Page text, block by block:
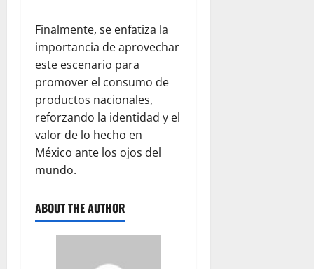
Finalmente, se enfatiza la
importancia de aprovechar
este escenario para
promover el consumo de
productos nacionales,
reforzando la identidad y el
valor de lo hecho en
México ante los ojos del
mundo.
ABOUT THE AUTHOR